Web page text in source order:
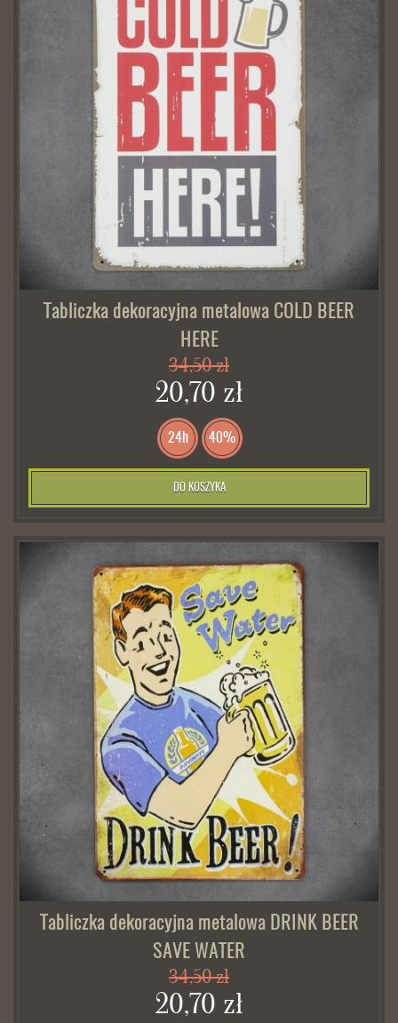
Tabliczka dekoracyjna metalowa COLD BEER
HERE
34,50 zł
20,70 zł
24h 40%
DO KOSZYKA
Tabliczka dekoracyjna metalowa DRINK BEER
SAVE WATER
34,50 zł
20,70 zł